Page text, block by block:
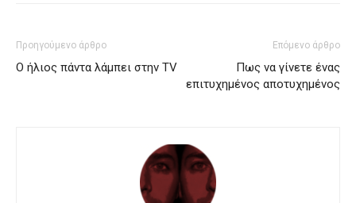
Προηγούμενο άρθρο
Ο ήλιος πάντα λάμπει στην TV
Επόμενο άρθρο
Πως να γίνετε ένας
επιτυχημένος αποτυχημένος